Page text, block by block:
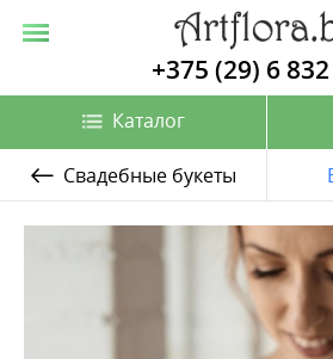
+375 (29) 6
Каталог
Свадебные букеты